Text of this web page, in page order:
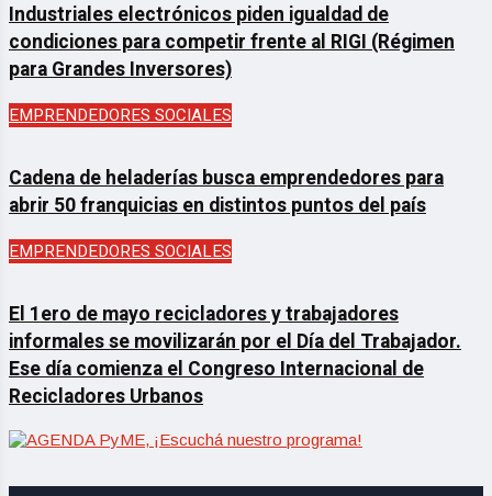
Industriales electrónicos piden igualdad de
condiciones para competir frente al RIGI (Régimen
para Grandes Inversores)
EMPRENDEDORES SOCIALES
Cadena de heladerías busca emprendedores para
abrir 50 franquicias en distintos puntos del país
EMPRENDEDORES SOCIALES
El 1ero de mayo recicladores y trabajadores
informales se movilizarán por el Día del Trabajador.
Ese día comienza el Congreso Internacional de
Recicladores Urbanos